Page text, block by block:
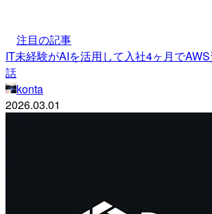
注目の記事
IT未経験がAIを活用して入社4ヶ月で
話
konta
2026.03.01